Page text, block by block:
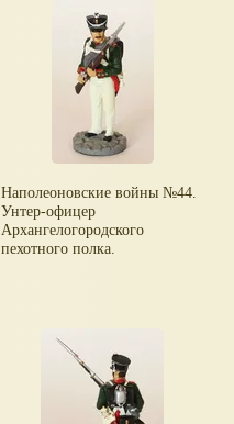
Наполеоновские войны №44.
Унтер-офицер
Архангелогородского
пехотного полка.